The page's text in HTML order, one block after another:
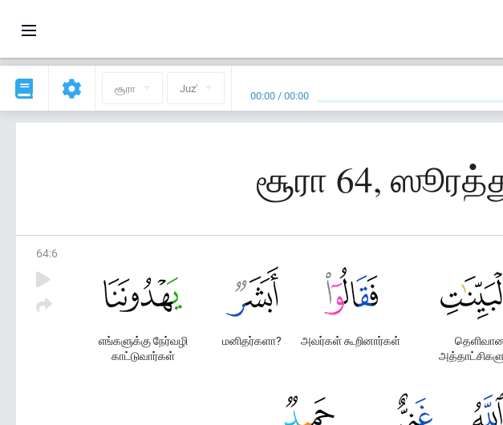
சூரா Juz' 00:00 /00:00
சூரா 64,
64:6
அவர்கள் கூறினார்கள்
மனிதர்களா?
எங்களுக்கு நேர்வழி
காட்டுவார்கள்